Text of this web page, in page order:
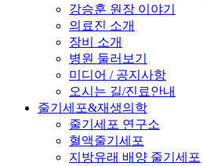
강승훈 원장 이야기
의료진 소개
장비 소개
병원 둘러보기
미디어 / 공지사항
오시는 길/진료안내
줄기세포&재생의학
줄기세포 연구소
혈액줄기세포
지방유래 배양 줄기세포